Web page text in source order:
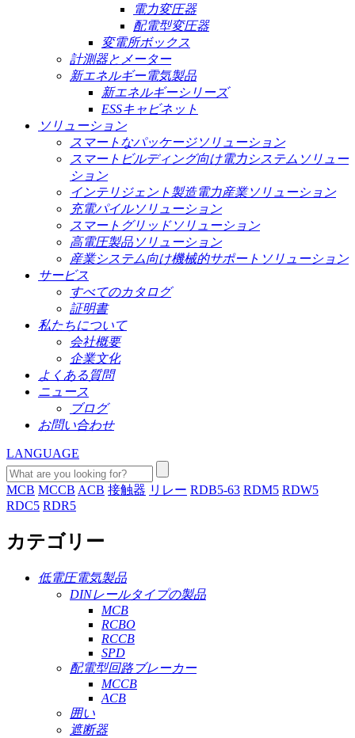
電力変圧器
配電型変圧器
変電所ボックス
計測器とメーター
新エネルギー電気製品
新エネルギーシリーズ
ESSキャビネット
ソリューション
スマートなパッケージソリューション
スマートビルディング向け電力システムソリュー
ション
インテリジェント製造電力産業ソリューション
充電パイルソリューション
スマートグリッドソリューション
高電圧製品ソリューション
産業システム向け機械的サポートソリューション
サービス
すべてのカタログ
証明書
私たちについて
会社概要
企業文化
よくある質問
ニュース
ブログ
お問い合わせ
LANGUAGE
MCB MCCB ACB 接触器 リレー RDB5-63 RDM5 RDW5
RDC5 RDR5
カテゴリー
低電圧電気製品
DINレールタイプの製品
MCB
RCBO
RCCB
SPD
配電型回路ブレーカー
MCCB
ACB
囲い
遮断器